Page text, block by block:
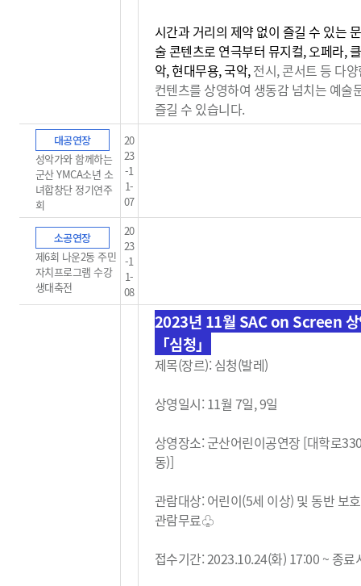
시간과 거리의 제약 없이 즐길 수 있는
술 콘텐츠로 연극부터 뮤지컬, 오페라,
악, 현대무용, 국악,전시, 콘서트 등 다
컨텐츠를 상영하여 생동감 넘치는 예술
즐길 수 있습니다.
대공연장
성악가와 함께하는
군산 YMCA소년 소
녀합창단 정기연주
회
20
23
-1
1-
07
소공연장
제6회 나운2동 주민
자치프로그램 수강
생대축전
20
23
-1
1-
08
2023년 11월 SAC on Screen
「심청」
제목(장르): 심청(발레)
상영일시: 11월 7일, 9일
상영장소: 군산어린이공연장 [대학로
동)]
관람대상: 어린이(5세 이상) 및 동반 보
관람무료♧
접수기간: 2023.10.24(화) 17:00 ~ 종료